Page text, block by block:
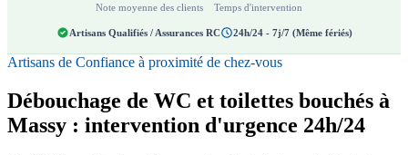
Note moyenne des clients Temps d'intervention
Artisans Qualifiés / Assurances RC 24h/24 - 7j/7 (Même fériés)
Artisans de Confiance à proximité de chez-vous
Débouchage de WC et toilettes bouchés à
Massy : intervention d'urgence 24h/24